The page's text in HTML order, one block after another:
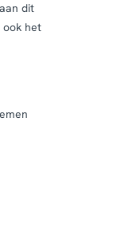
dit
ook het